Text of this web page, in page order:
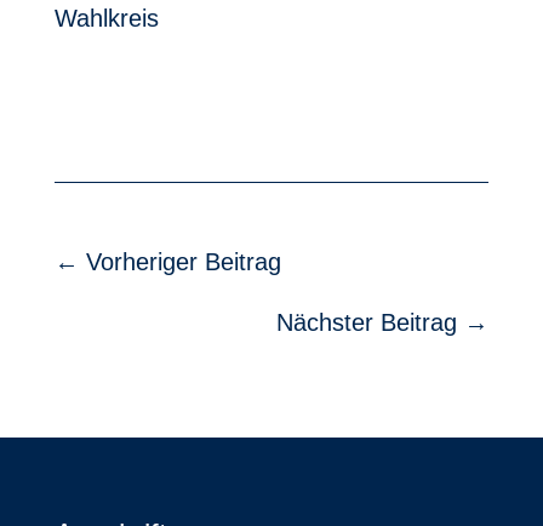
Wahlkreis
← Vorheriger Beitrag
Nächster Beitrag →